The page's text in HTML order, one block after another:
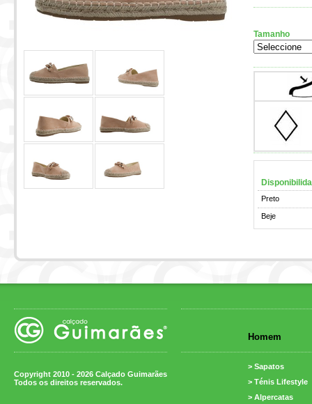
Tamanho
Preto
Beje
Copyright 2010 - 2026 Calçado Guimarães
Todos os direitos reservados.
Homem
> Sapatos
> Ténis Lifestyle
> Alpercatas